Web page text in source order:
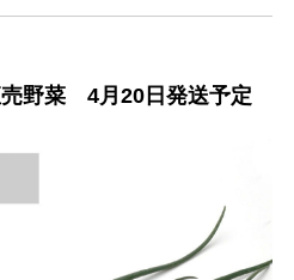
野菜 4月20日発送予定